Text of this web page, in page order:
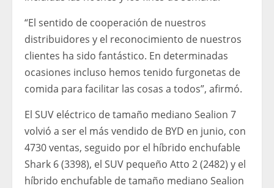
“El sentido de cooperación de nuestros
distribuidores y el reconocimiento de nuestros
clientes ha sido fantástico. En determinadas
ocasiones incluso hemos tenido furgonetas de
comida para facilitar las cosas a todos”, afirmó.
El SUV eléctrico de tamaño mediano Sealion 7
volvió a ser el más vendido de BYD en junio, con
4730 ventas, seguido por el híbrido enchufable
Shark 6 (3398), el SUV pequeño Atto 2 (2482) y el
híbrido enchufable de tamaño mediano Sealion